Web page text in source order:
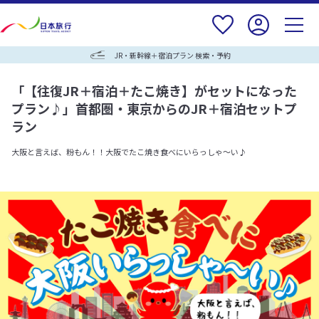
JR・新幹線＋宿泊プラン 検索・予約
「【往復JR＋宿泊＋たこ焼き】がセットになった
プラン♪」 首都圏・東京からのJR＋宿泊セットプ
ラン
大阪と言えば、粉もん！！大阪でたこ焼き食べにいらっしゃ～い♪